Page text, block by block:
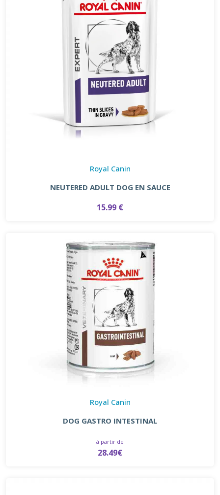
Royal Canin
NEUTERED ADULT DOG EN SAUCE
15.99 €
Royal Canin
DOG GASTRO INTESTINAL
à partir de
28.49€